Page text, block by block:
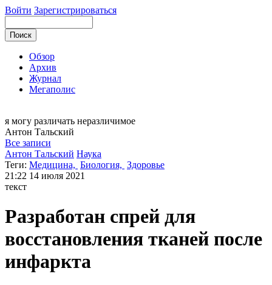
Войти Зарегистрироваться
Обзор
Архив
Журнал
Мегаполис
я могу различать неразличимое
Антон Тальский
Все записи
Антон Тальский Наука
Теги: Медицина, Биология, Здоровье
21:22 14 июля 2021
текст
Разработан спрей для
восстановления тканей после
инфаркта